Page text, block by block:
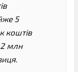
5
коштів
млн